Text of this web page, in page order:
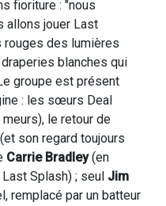
fioriture : "nous
allons jouer Last
rouges des lumières
blanches qui
groupe est présent
: les sœurs Deal
le retour de
son regard toujours
Carrie Bradley(en
Splash) ; seul Jim
remplacé par un batteur